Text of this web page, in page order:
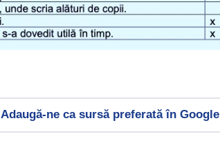
Adaugă-ne ca sursă preferată în Google